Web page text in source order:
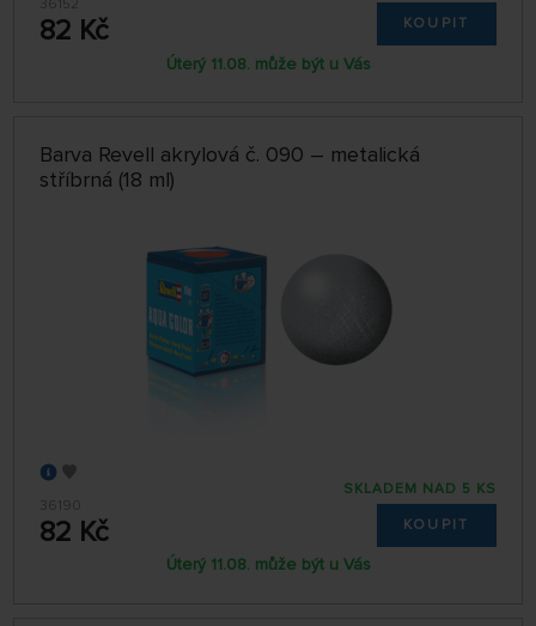
36152
82 Kč KOUPIT
Úterý 11.08. může být u Vás
Barva Revell akrylová č. 090 – metalická
stříbrná (18 ml)
36190
82 Kč
SKLADEM NAD 5 KS
KOUPIT
Úterý 11.08. může být u Vás